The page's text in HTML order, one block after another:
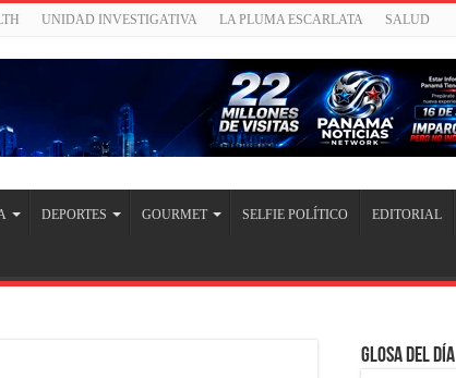
UNIDAD INVESTIGATIVA LA PLUMA ESCARLATA SALUD
DEPORTES GOURMET SELFIE POLÍTICO EDITORIAL
Glosa del Día